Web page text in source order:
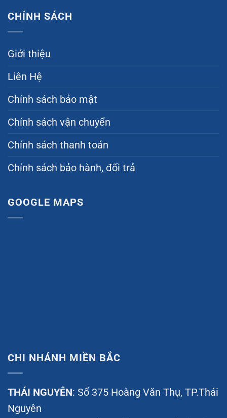
CHÍNH SÁCH
Giới thiệu
Liên Hệ
Chính sách bảo mật
Chính sách vận chuyển
Chính sách thanh toán
Chính sách bảo hành, đổi trả
GOOGLE MAPS
CHI NHÁNH MIỀN BẮC
THÁI NGUYÊN: Số 375 Hoàng Văn Thụ, TP.Thái
Nguyên